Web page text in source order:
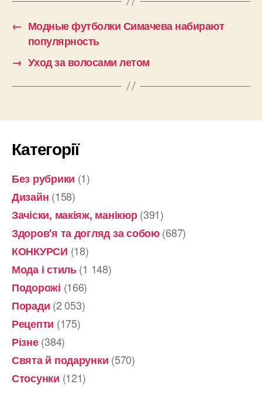
← Модные футболки Симачева набирают
популярность
→ Уход за волосами летом
Категорії
Без рубрики (1)
Дизайн (158)
Зачіски, макіяж, манікюр(391)
Здоров'я та догляд за собою(687)
КОНКУРСИ (18)
Мода і стиль(1 148)
Подорожі (166)
Поради (2 053)
Рецепти (175)
Різне(384)
Свята й подарунки (570)
Стосунки (121)